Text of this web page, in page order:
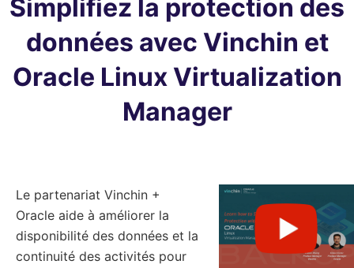
Simplifiez la protection des
données avec Vinchin et
Oracle Linux Virtualization
Manager
Le partenariat Vinchin +
Oracle aide à améliorer la
disponibilité des données et la
continuité des activités pour